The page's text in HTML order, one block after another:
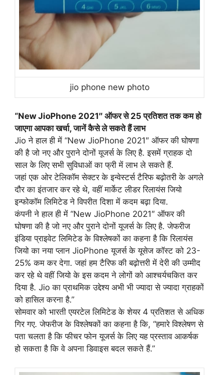
jio phone new photo
“New JioPhone 2021″ ऑफर से 25 प्रतिशत तक कम हो
जाएगा आपका खर्चा, जानें कैसे ले सकते हैं लाभ
Jio ने हाल ही में “New JioPhone 2021″ ऑफर की घोषणा
की है जो नए और पुराने दोनों यूजर्स के लिए है. इसमें ग्राहक दो
साल के लिए सभी सुविधाओं का फ्री में लाभ ले सकते हैं.
जहां एक ओर टेलिकॉम सेक्टर के इन्वेस्टर्स टैरिफ बढ़ोतरी के अगले
दौर का इंतजार कर रहे थे, वहीं मार्केट लीडर रिलायंस जियो
इन्फोकॉम लिमिटेड ने विपरीत दिशा में कदम बढ़ा दिया.
कंपनी ने हाल ही में “New JioPhone 2021″ ऑफर की
घोषणा की है जो नए और पुराने दोनों यूजर्स के लिए है. जेफरीज
इंडिया प्राइवेट लिमिटेड के विश्लेषकों का कहना है कि रिलायंस
जियो का नया प्लान JioPhone यूजर्स के यूसेज कॉस्ट को 23-
25% कम कर देगा. जहां हम टैरिफ की बढ़ोत्तरी में देरी की उम्मीद
कर रहे थे वहीं जियो के इस कदम ने लोगों को आश्चर्यचकित कर
दिया है. Jio का प्राथमिक उद्देश्य अभी भी ज्यादा से ज्यादा ग्राहकों
को हासिल करना है.”
सोमवार को भारती एयरटेल लिमिटेड के शेयर 4 प्रतिशत से अधिक
गिर गए. जेफरीज के विश्लेषकों का कहना है कि, “हमारे विश्लेषण से
पता चलता है कि फीचर फोन यूजर्स के लिए यह प्रस्ताव आकर्षक
हो सकता है कि वे अपना डिवाइस बदल सकते हैं.”